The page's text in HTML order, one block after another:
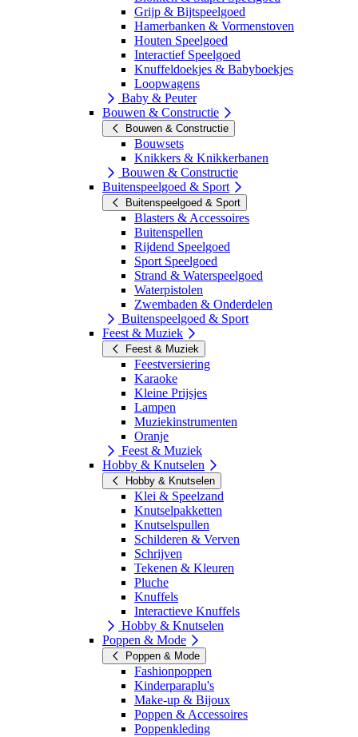
Grijp & Bijtspeelgoed
Hamerbanken & Vormenstoven
Houten Speelgoed
Interactief Speelgoed
Knuffeldoekjes & Babyboekjes
Loopwagens
Baby & Peuter
Bouwen & Constructie
Bouwen & Constructie
Bouwsets
Knikkers & Knikkerbanen
Bouwen & Constructie
Buitenspeelgoed & Sport
Buitenspeelgoed & Sport
Blasters & Accessoires
Buitenspellen
Rijdend Speelgoed
Sport Speelgoed
Strand & Waterspeelgoed
Waterpistolen
Zwembaden & Onderdelen
Buitenspeelgoed & Sport
Feest & Muziek
Feest & Muziek
Feestversiering
Karaoke
Kleine Prijsjes
Lampen
Muziekinstrumenten
Oranje
Feest & Muziek
Hobby & Knutselen
Hobby & Knutselen
Klei & Speelzand
Knutselpakketten
Knutselspullen
Schilderen & Verven
Schrijven
Tekenen & Kleuren
Pluche
Knuffels
Interactieve Knuffels
Hobby & Knutselen
Poppen & Mode
Poppen & Mode
Fashionpoppen
Kinderparaplu's
Make-up & Bijoux
Poppen & Accessoires
Poppenkleding